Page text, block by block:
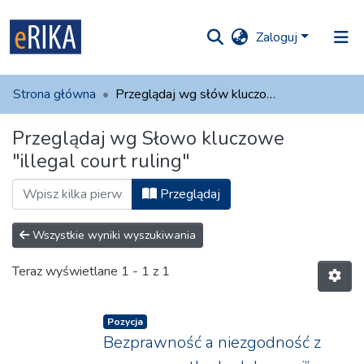
Zaloguj
i
na UAFM
Informacja
Dla autorów
Pomoc
Kontakt
Strona główna Przeglądaj wg słów kluczowych
Przeglądaj wg Słowo kluczowe
"illegal court ruling"
Przeglądaj
Wszystkie wyniki wyszukiwania
Teraz wyświetlane 1 - 1 z 1
Pozycja
Bezprawność a niezgodność z